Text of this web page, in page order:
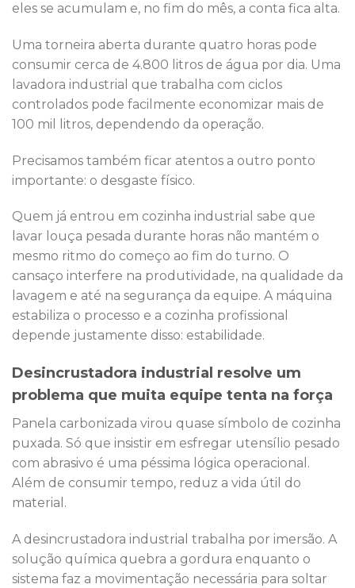
eles se acumulam e, no fim do mês, a conta fica alta.
Uma torneira aberta durante quatro horas pode
consumir cerca de 4.800 litros de água por dia. Uma
lavadora industrial que trabalha com ciclos
controlados pode facilmente economizar mais de
100 mil litros, dependendo da operação.
Precisamos também ficar atentos a outro ponto
importante: o desgaste físico.
Quem já entrou em cozinha industrial sabe que
lavar louça pesada durante horas não mantém o
mesmo ritmo do começo ao fim do turno. O
cansaço interfere na produtividade, na qualidade da
lavagem e até na segurança da equipe. A máquina
estabiliza o processo e a cozinha profissional
depende justamente disso: estabilidade.
Desincrustadora industrial resolve um
problema que muita equipe tenta na força
Panela carbonizada virou quase símbolo de cozinha
puxada. Só que insistir em esfregar utensílio pesado
com abrasivo é uma péssima lógica operacional.
Além de consumir tempo, reduz a vida útil do
material.
A desincrustadora industrial trabalha por imersão. A
solução química quebra a gordura enquanto o
sistema faz a movimentação necessária para soltar